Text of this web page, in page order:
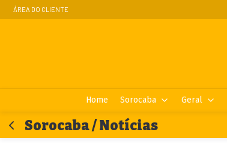
ÁREA DO CLIENTE
Home Sorocaba Geral
Sorocaba / Notícias